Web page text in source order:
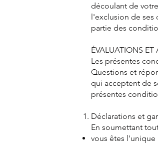
découlant de
l'exclusion de
partie des
ÉVALUATIONS
Les présentes
Questions et
qui acceptent de
présentes
Déclarations et
En soumettant
vous êtes